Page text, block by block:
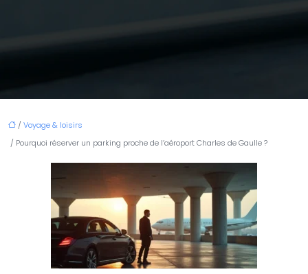
/Voyage & loisirs
/ Pourquoi réserver un parking proche de l’aéroport Charles de Gaulle ?